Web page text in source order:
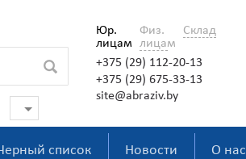
Юр.
лицам
Физ.
лицам
Склад
+375 (29) 112-20-13
+375 (29) 675-33-13
site@abraziv.by
список Новости О нас